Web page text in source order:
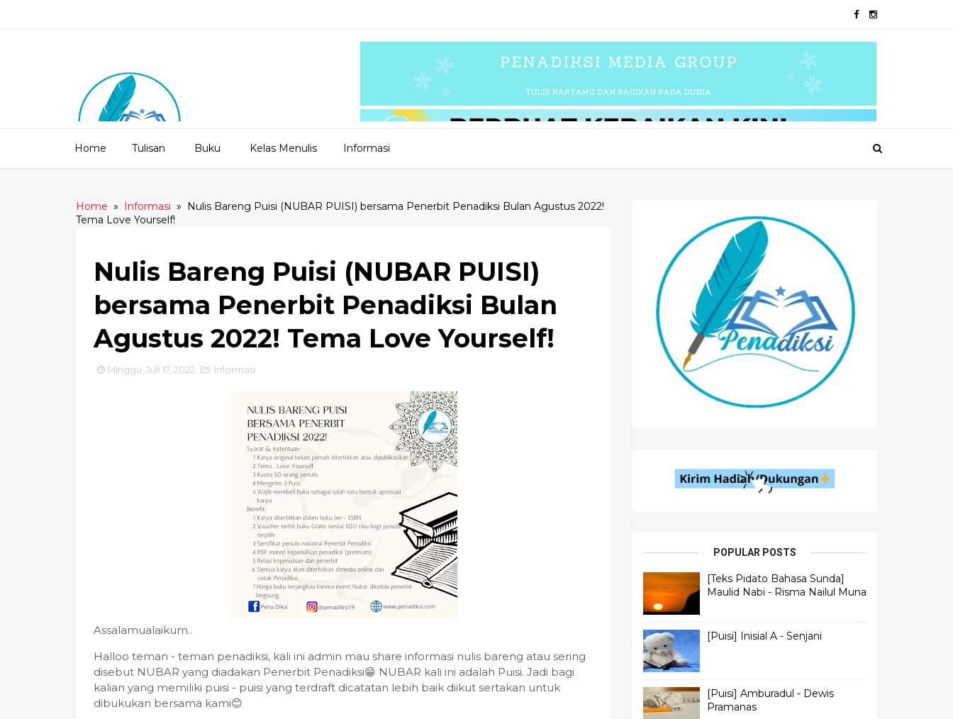
Home Tulisan Buku Kelas Menulis Informasi
Home » Informasi » Nulis Bareng Puisi (NUBAR PUISI) bersama Penerbit Penadiksi Bulan Agustus 2022!
Tema Love Yourself!
Nulis Bareng Puisi (NUBAR PUISI)
bersama Penerbit Penadiksi Bulan
Agustus 2022! Tema Love Yourself!
Minggu, Juli 17, 2022 Informasi
Assalamualaikum..
Halloo teman - teman penadiksi, kali ini admin mau share informasi nulis bareng atau sering
disebut NUBAR yang diadakan Penerbit Penadiksi😁 NUBAR kali ini adalah Puisi. Jadi bagi
kalian yang memiliki puisi - puisi yang terdraft dicatatan lebih baik diikut sertakan untuk
dibukukan bersama kami😊
POPULAR POSTS
[Teks Pidato Bahasa Sunda]
Maulid Nabi - Risma Nailul Muna
[Puisi] Inisial A - Senjani
[Puisi] Amburadul - Dewis
Pramanas